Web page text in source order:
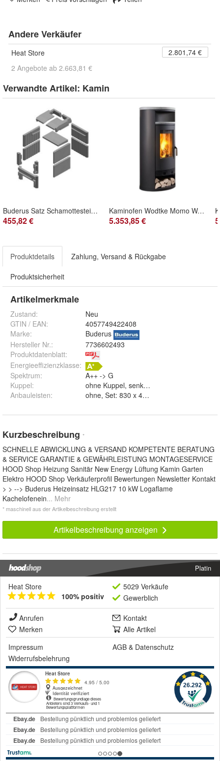
Andere Verkäufer
Heat Store
2.801,74 €
2 Angebote ab 2.663,81 €
Verwandte Artikel: Kamin
Buderus Satz Schamottesteine kompl für Heizeinsatz Thermoplus H207 / H everp
455,82 €
Kaminofen Wodtke Momo Water+ wassergeführt 8 kW Speckstein Dekorplatte 099104
5.353,85 €
Produktdetails Zahlung, Versand & Rückgabe
Produktsicherheit
Artikelmerkmale
Zustand:
Neu
GTIN / EAN:
4057749422408
Marke:
Buderus
Hersteller Nr.:
7736602493
Produktdatenblatt:
Energieeffizienzklasse:
Spektrum:
A++ -> G
Kuppel:
Anbauleisten:
Kurzbeschreibung *
SCHNELLE ABWICKLUNG & VERSAND KOMPETENTE BERATUNG
& SERVICE GARANTIE & GEWÄHRLEISTUNG MONTAGESERVICE
HOOD Shop Heizung Sanitär New Energy Lüftung Kamin Garten
Elektro HOOD Shop Verkäuferprofil Bewertungen Newsletter Kontakt
> > --> Buderus Heizeinsatz HLG217 10 kW Logaflame
Kachelofenein... Mehr
* maschinell aus der Artikelbeschreibung erstellt
Artikelbeschreibung anzeigen
Platin
Heat Store
100% positiv
5029 Verkäufe
Gewerblich
Anrufen
Kontakt
Merken
Alle Artikel
Impressum
AGB & Datenschutz
Widerrufsbelehrung